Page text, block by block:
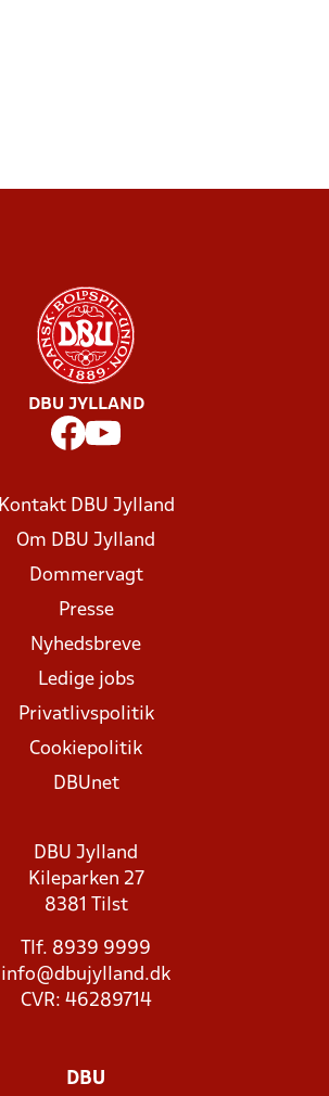
DBU JYLLAND
Kontakt DBU Jylland
Om DBU Jylland
Dommervagt
Presse
Nyhedsbreve
Ledige jobs
Privatlivspolitik
Cookiepolitik
DBUnet
DBU Jylland
Kileparken 27
8381 Tilst
Tlf. 8939 9999
info@dbujylland.dk
CVR: 46289714
DBU